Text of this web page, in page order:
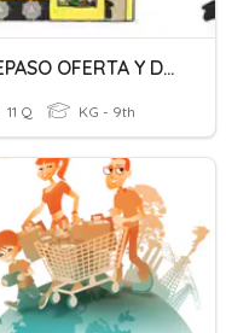
REPASO OFERTA Y DEMANDA
11 Q KG - 9th